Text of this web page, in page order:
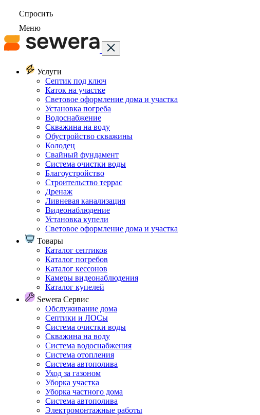
Спросить
Меню
Услуги
Септик под ключ
Каток на участке
Световое оформление дома и участка
Установка погреба
Водоснабжение
Скважина на воду
Обустройство скважины
Колодец
Свайный фундамент
Система очистки воды
Благоустройство
Строительство террас
Дренаж
Ливневая канализация
Видеонаблюдение
Установка купели
Световое оформление дома и участка
Товары
Каталог септиков
Каталог погребов
Каталог кессонов
Камеры видеонаблюдения
Каталог купелей
Sewera Сервис
Обслуживание дома
Септики и ЛОСы
Система очистки воды
Скважина на воду
Система водоснабжения
Система отопления
Система автополива
Уход за газоном
Уборка участка
Уборка частного дома
Система автополива
Электромонтажные работы